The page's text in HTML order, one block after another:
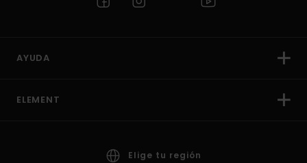
AYUDA
ELEMENT
Elige tu región